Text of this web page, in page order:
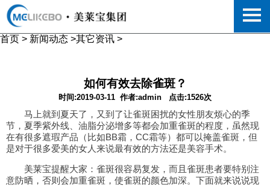
首页 > 新闻动态 >其它资讯 >
如何有效去除雀斑？
时间:2019-03-11 作者:admin 点击:1526次
马上就到夏天了，又到了让雀斑困扰的女性朋友烦心的季
节，夏季紫外线、油脂分泌增多等都会加重雀斑的程度，虽然现
在有很多遮瑕产品（比如BB霜，CC霜等）都可以掩盖雀斑，但
是对于很多爱美的女人来说最有效的方法还是美容手术。
美莱宝提醒大家：雀斑很容易复发，而且雀斑患者要特别注
意防晒，否则会加重雀斑，使雀斑的颜色加深。下面就来说说现